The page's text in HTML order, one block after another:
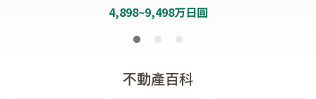
4,898~9,498万日圓
不動產百科